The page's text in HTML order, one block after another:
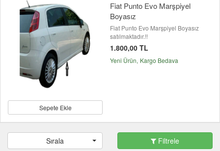
Sepete Ekle
Fiat Punto Evo Marşpiyel
Boyasız
Fiat Punto Evo Marşpiyel Boyasız
satılmaktadır.!!
1.800,00 TL
Yeni Ürün Kargo Bedava
Sırala Filtrele